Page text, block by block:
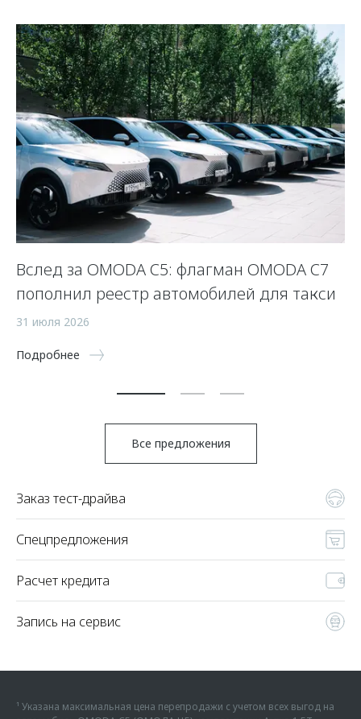
Вслед за OMODA C5: флагман OMODA C7
пополнил реестр автомобилей для такси
31 июля 2026
Подробнее
Все предложения
Заказ тест-драйва
Спецпредложения
Расчет кредита
Запись на сервис
¹ Указана максимальная цена перепродажи с учетом всех выгод на